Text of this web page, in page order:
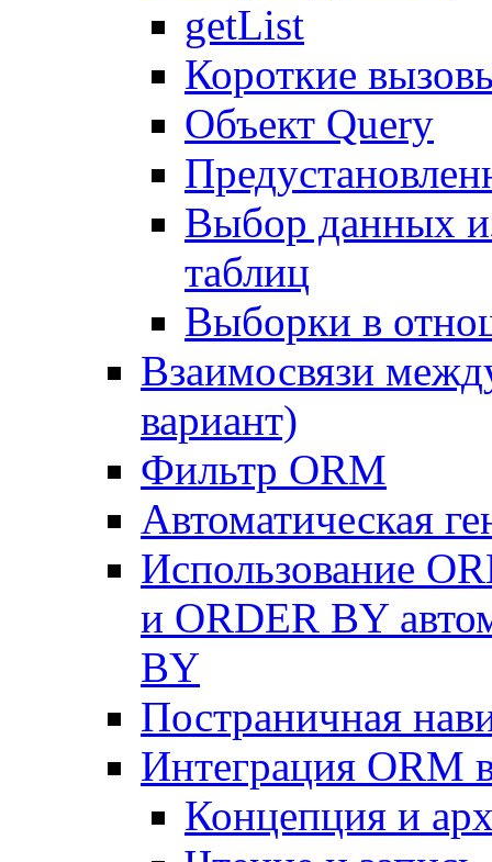
getList
Короткие
Объект Query
Выбор данных
таблиц
Выборки в
Взаимосвязи
вариант)
Фильтр ORM
Автоматическая
Использование
и ORDER BY
BY
Постраничная
Интеграция ORM
Концепция и